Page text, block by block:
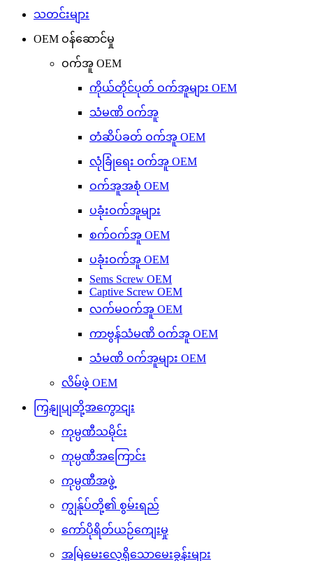
သတင်းများ
OEM ဝန်ဆောင်မှု
ဝက်အူ OEM
ကိုယ်တိုင်ပုတ် ဝက်အူများ OEM
သံမဏိ ဝက်အူ
တံဆိပ်ခတ် ဝက်အူ OEM
လုံခြုံရေး ဝက်အူ OEM
ဝက်အူအစုံ OEM
ပခုံးဝက်အူများ
စက်ဝက်အူ OEM
ပခုံးဝက်အူ OEM
Sems Screw OEM
Captive Screw OEM
လက်မဝက်အူ OEM
ကာဗွန်သံမဏိ ဝက်အူ OEM
သံမဏိ ဝက်အူများ OEM
လိမ်ဖဲ့ OEM
ကြှနျုပျတို့အကွောငျး
ကုမ္ပဏီသမိုင်း
ကုမ္ပဏီအကြောင်း
ကုမ္ပဏီအဖွဲ့
ကျွန်ုပ်တို့၏ စွမ်းရည်
ကော်ပိုရိတ်ယဉ်ကျေးမှု
အမြဲမေးလေ့ရှိသောမေးခွန်းများ